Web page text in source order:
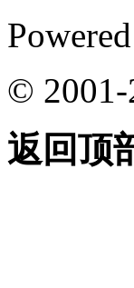
© 2001-
返回顶